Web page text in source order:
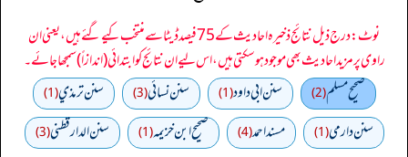
نوٹ: درج ذیل نتائج ذخیرہ احادیث کے 75 فیصد ڈیٹا سے منتخب کیے گئے ہیں، یعنی ان
راوی پر مزید احادیث بھی موجود ہو سکتی ہیں، اس لیے ان نتائج کو ابتدائی (اندازاً) سمجھا جائے۔
صحيح مسلم(2) سنن ابي داود(1) سنن نسائي(3) سنن ترمذي(1)
سنن دارمي(1) مسند احمد(4) صحيح ابن خزيمه(1) سنن الدارقطني(3)